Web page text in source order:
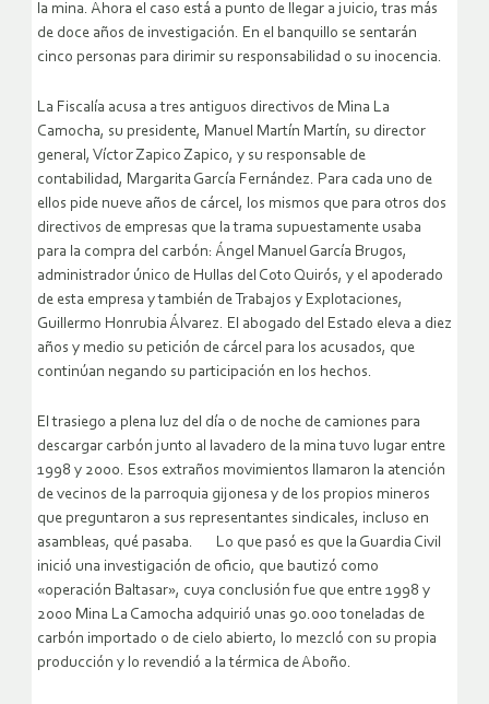
la mina. Ahora el caso está a punto de llegar a juicio, tras más
de doce años de investigación. En el banquillo se sentarán
cinco personas para dirimir su responsabilidad o su inocencia.
La Fiscalía acusa a tres antiguos directivos de Mina La
Camocha, su presidente, Manuel Martín Martín, su director
general, Víctor Zapico Zapico, y su responsable de
contabilidad, Margarita García Fernández. Para cada uno de
ellos pide nueve años de cárcel, los mismos que para otros dos
directivos de empresas que la trama supuestamente usaba
para la compra del carbón: Ángel Manuel García Brugos,
administrador único de Hullas del Coto Quirós, y el apoderado
de esta empresa y también de Trabajos y Explotaciones,
Guillermo Honrubia Álvarez. El abogado del Estado eleva a diez
años y medio su petición de cárcel para los acusados, que
continúan negando su participación en los hechos.
El trasiego a plena luz del día o de noche de camiones para
descargar carbón junto al lavadero de la mina tuvo lugar entre
1998 y 2000. Esos extraños movimientos llamaron la atención
de vecinos de la parroquia gijonesa y de los propios mineros
que preguntaron a sus representantes sindicales, incluso en
asambleas, qué pasaba. Lo que pasó es que la Guardia Civil
inició una investigación de oficio, que bautizó como
«operación Baltasar», cuya conclusión fue que entre 1998 y
2000 Mina La Camocha adquirió unas 90.000 toneladas de
carbón importado o de cielo abierto, lo mezcló con su propia
producción y lo revendió a la térmica de Aboño.